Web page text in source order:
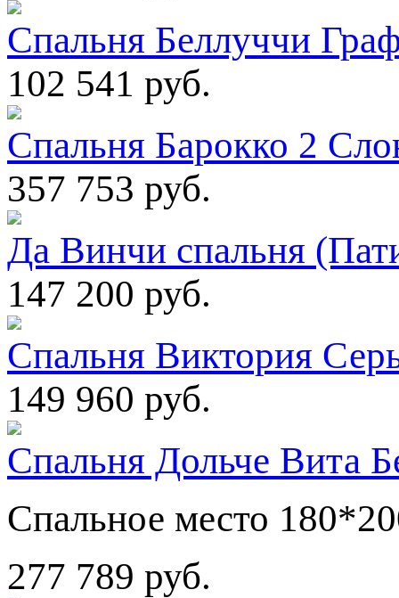
Спальня Беллуччи
102 541 руб.
Спальня Барокко 2
357 753 руб.
Да Винчи спальня
147 200 руб.
Спальня Виктория
149 960 руб.
Спальня Дольче Вита
Спальное место
277 789 руб.